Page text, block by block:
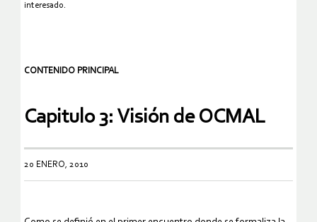
interesado.
CONTENIDO PRINCIPAL
Capitulo 3: Visión de OCMAL
20 ENERO, 2010